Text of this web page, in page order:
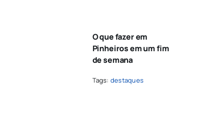
O que fazer em
Pinheiros em um fim
de semana
Tags: destaques